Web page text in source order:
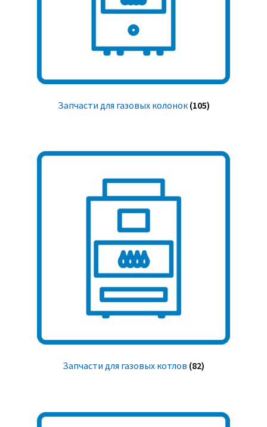
Запчасти для газовых колонок (105)
Запчасти для газовых котлов (82)